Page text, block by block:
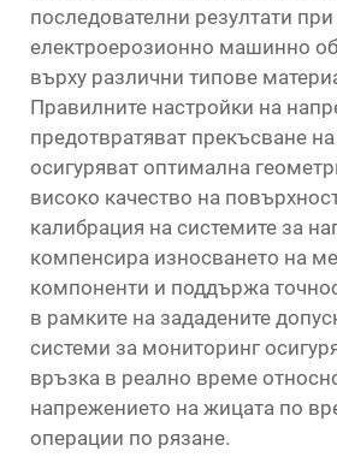
последователни резултати при
електроерозионно машинно
върху различни типове
Правилните настройки на
предотвратяват прекъсване
осигуряват оптимална
високо качество на
калибрация на системите за
компенсира износването на
компоненти и поддържа
в рамките на зададените
системи за мониторинг
връзка в реално време
напрежението на жицата по
операции по рязане.